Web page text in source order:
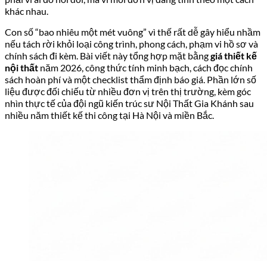
khác nhau.
Con số “bao nhiêu một mét vuông” vì thế rất dễ gây hiểu nhầm
nếu tách rời khỏi loại công trình, phong cách, phạm vi hồ sơ và
chính sách đi kèm. Bài viết này tổng hợp mặt bằnggiá thiết kế
nội thất năm 2026, công thức tính minh bạch, cách đọc chính
sách hoàn phí và một checklist thẩm định báo giá. Phần lớn số
liệu được đối chiếu từ nhiều đơn vị trên thị trường, kèm góc
nhìn thực tế của đội ngũ kiến trúc sư Nội Thất Gia Khánh sau
nhiều năm thiết kế thi công tại Hà Nội và miền Bắc.